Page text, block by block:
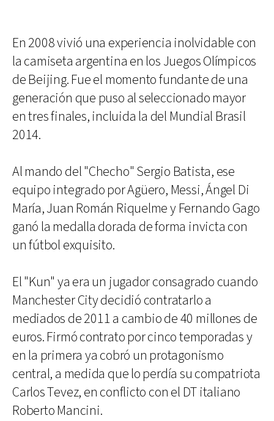
En 2008 vivió una experiencia inolvidable con
la camiseta argentina en los Juegos Olímpicos
de Beijing. Fue el momento fundante de una
generación que puso al seleccionado mayor
en tres finales, incluida la del Mundial Brasil
2014.
Al mando del "Checho" Sergio Batista, ese
equipo integrado por Agüero, Messi, Ángel Di
María, Juan Román Riquelme y Fernando Gago
ganó la medalla dorada de forma invicta con
un fútbol exquisito.
El "Kun" ya era un jugador consagrado cuando
Manchester City decidió contratarlo a
mediados de 2011 a cambio de 40 millones de
euros. Firmó contrato por cinco temporadas y
en la primera ya cobró un protagonismo
central, a medida que lo perdía su compatriota
Carlos Tevez, en conflicto con el DT italiano
Roberto Mancini.